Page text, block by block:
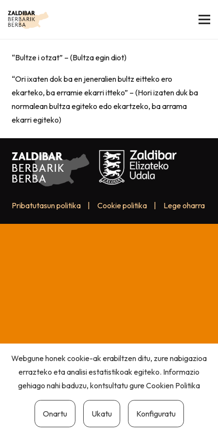
“Bultze i otzat” – (Bultza egin diot)
“Ori ixaten dok ba en jeneralien bultz eitteko ero
ekarteko, ba erramie ekarri itteko” – (Hori izaten duk ba
normalean bultza egiteko edo ekartzeko, ba arrama
ekarri egiteko)
Pribatutasun politika Cookie politika Lege oharra
Webgune honek cookie-ak erabiltzen ditu, zure nabigazioa
errazteko eta analisi estatistikoak egiteko. Informazio
gehiago nahi baduzu, kontsultatu gureCookien Politika
Onartu Ukatu Konfiguratu